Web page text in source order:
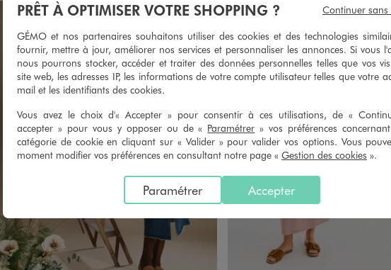
PRÊT À OPTIMISER VOTRE SHOPPING ?
GÉMO et nos partenaires souhaitons utiliser des cookies et des technologies
fournir, mettre à jour, améliorer nos services et personnaliser les annonces. Si vous
nous pourrons stocker, accéder et traiter des données personnelles telles que vos
site web, les adresses IP, les informations de votre compte utilisateur telles que votre
mail et les identifiants des cookies.
Vous avez le choix d'« Accepter » pour consentir à ces utilisations, de «
accepter » pour vous y opposer ou de « Paramétrer » vos préférences
catégorie de cookie en cliquant sur « Valider » pour valider vos options. Vous
moment modifier vos préférences en consultant notre page « Gestion des cookies ».
Accepter
Paramétrer
Continuer sans